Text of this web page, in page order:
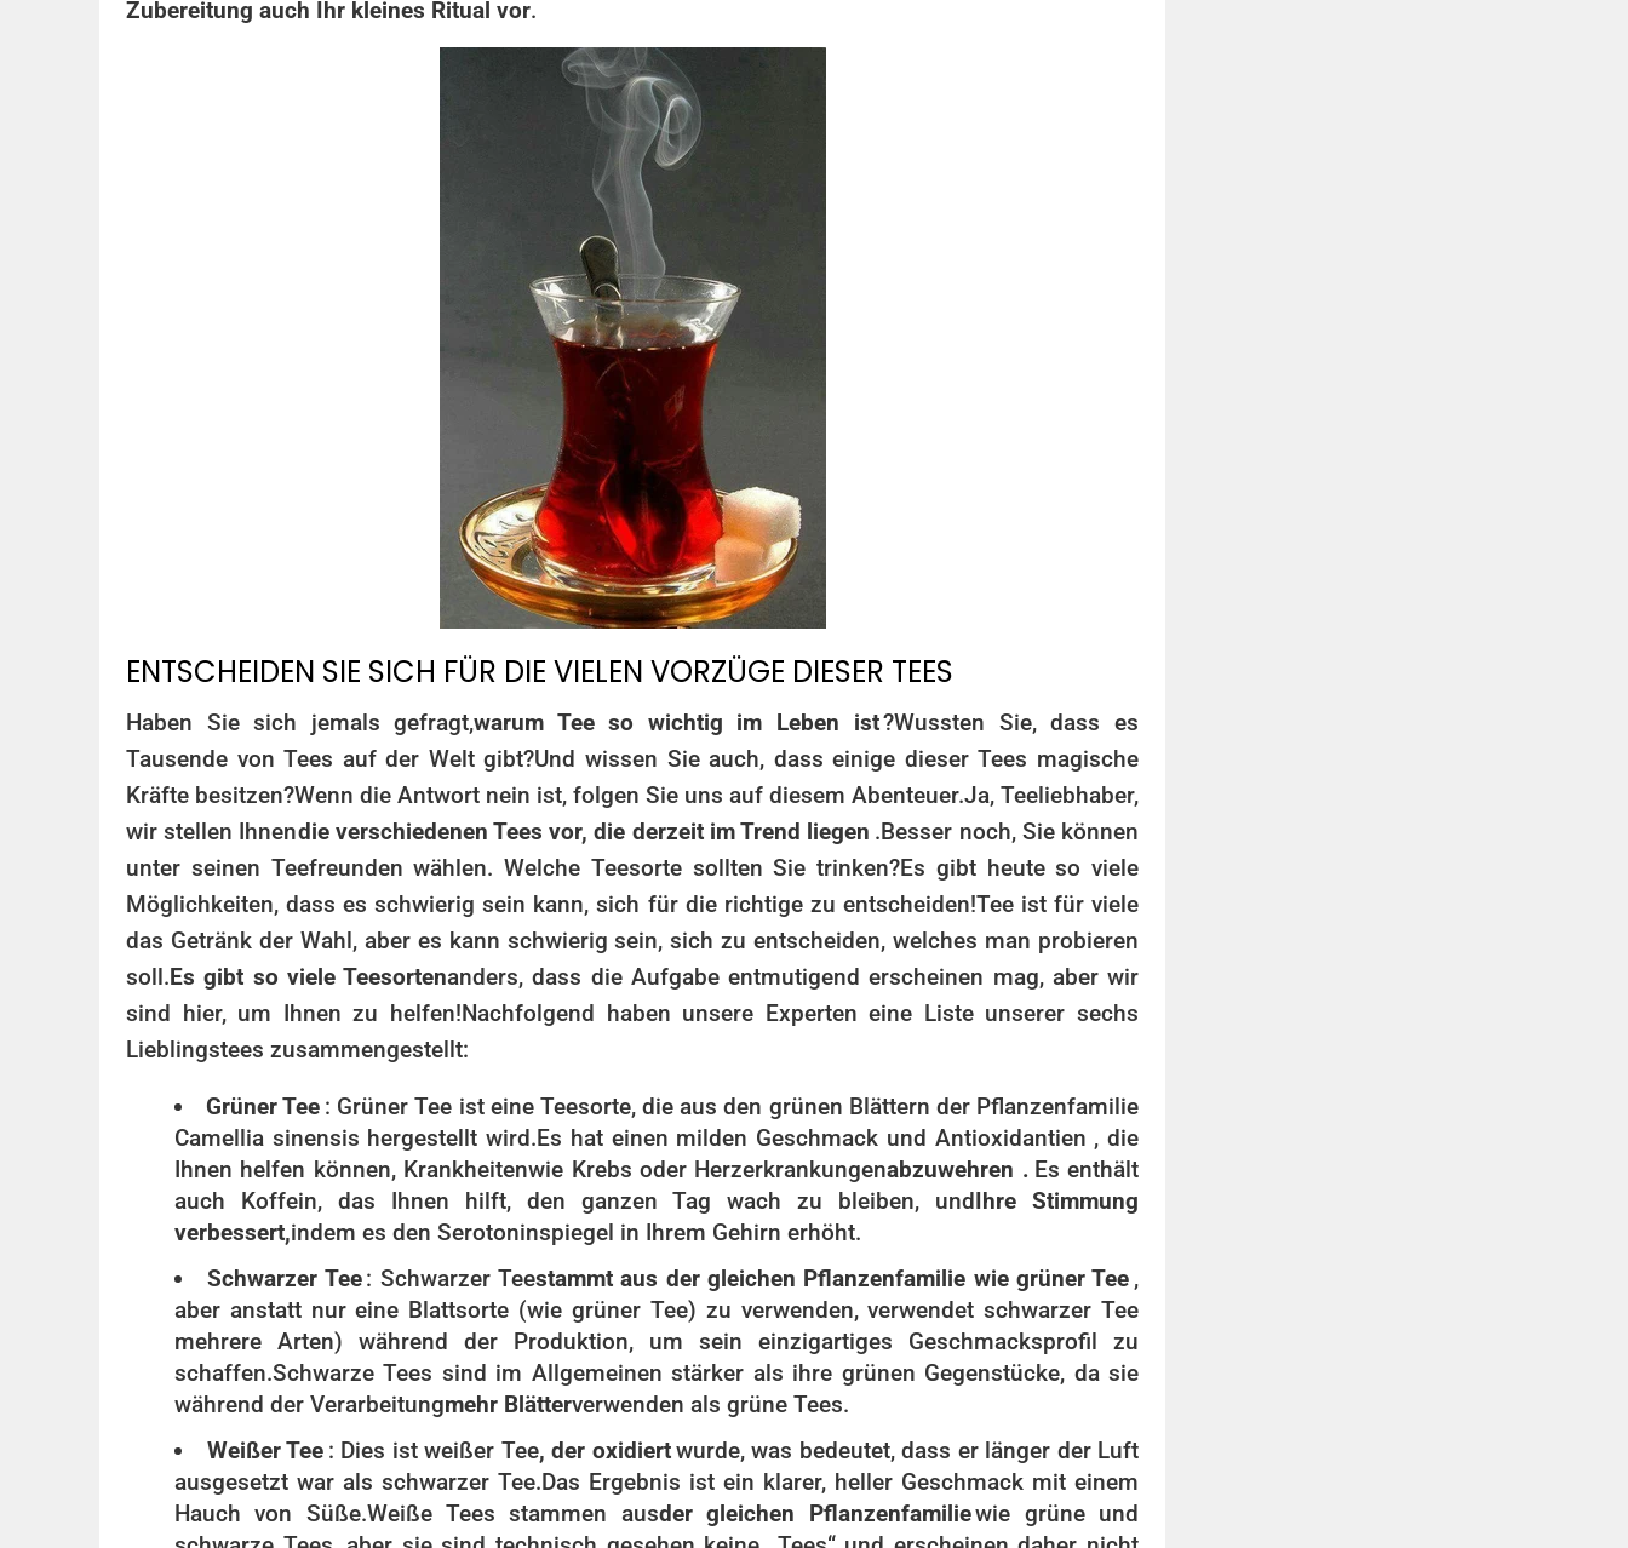
Zubereitung auch Ihr kleines Ritual vor.
ENTSCHEIDEN SIE SICH FÜR DIE VIELEN VORZÜGE DIESER TEES
Haben Sie sich jemals gefragt,warum Tee so wichtig im Leben ist?Wussten Sie, dass es
Tausende von Tees auf der Welt gibt?Und wissen Sie auch, dass einige dieser Tees magische
Kräfte besitzen?Wenn die Antwort nein ist, folgen Sie uns auf diesem Abenteuer.Ja, Teeliebhaber,
wir stellen Ihnendie verschiedenen Tees vor, die derzeit im Trend liegen .Besser noch, Sie können
unter seinen Teefreunden wählen. Welche Teesorte sollten Sie trinken?Es gibt heute so viele
Möglichkeiten, dass es schwierig sein kann, sich für die richtige zu entscheiden!Tee ist für viele
das Getränk der Wahl, aber es kann schwierig sein, sich zu entscheiden, welches man probieren
soll.Es gibt so viele Teesortenanders, dass die Aufgabe entmutigend erscheinen mag, aber wir
sind hier, um Ihnen zu helfen!Nachfolgend haben unsere Experten eine Liste unserer sechs
Lieblingstees zusammengestellt:
Grüner Tee : Grüner Tee ist eine Teesorte, die aus den grünen Blättern der Pflanzenfamilie
Camellia sinensis hergestellt wird.Es hat einen milden Geschmack und Antioxidantien , die
Ihnen helfen können, Krankheitenwie Krebs oder Herzerkrankungenabzuwehren . Es enthält
auch Koffein, das Ihnen hilft, den ganzen Tag wach zu bleiben, undIhre Stimmung
verbessert,indem es den Serotoninspiegel in Ihrem Gehirn erhöht.
Schwarzer Tee: Schwarzer Teestammt aus der gleichen Pflanzenfamilie wie grüner Tee ,
aber anstatt nur eine Blattsorte (wie grüner Tee) zu verwenden, verwendet schwarzer Tee
mehrere Arten) während der Produktion, um sein einzigartiges Geschmacksprofil zu
schaffen.Schwarze Tees sind im Allgemeinen stärker als ihre grünen Gegenstücke, da sie
während der Verarbeitungmehr Blätterverwenden als grüne Tees.
Weißer Tee : Dies ist weißer Tee, der oxidiertwurde, was bedeutet, dass er länger der Luft
ausgesetzt war als schwarzer Tee.Das Ergebnis ist ein klarer, heller Geschmack mit einem
Hauch von Süße.Weiße Tees stammen ausder gleichen Pflanzenfamiliewie grüne und